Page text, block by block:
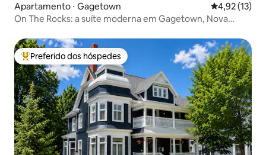
Apartamento ⋅ Gagetown 4,92 de uma
4,92 (13)
On The Rocks: a suíte moderna em Gagetown, Nova
Entre os melhores preferidos dos hóspedes
Preferido dos hóspedes